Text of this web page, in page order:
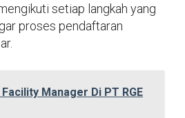
setiap langkah yang
proses pendaftaran
Manager Di PT RGE